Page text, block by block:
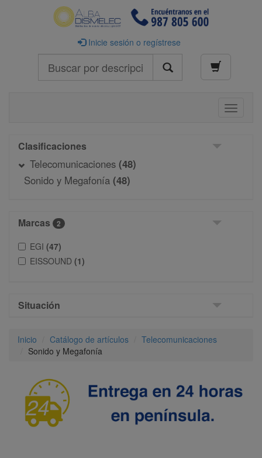
Inicie sesión o regístrese
Toggle
Clasificaciones
Telecomunicaciones (48)
Sonido y Megafonía (48)
Marcas 2
EGI (47)
EISSOUND (1)
Situación
Inicio Catálogo de artículos
Telecomunicaciones
Sonido y Megafonía